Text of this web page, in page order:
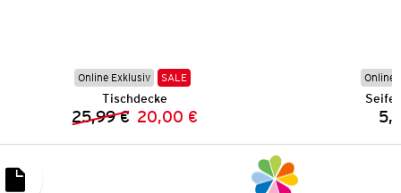
Online Exklusiv SALE
Tischdecke
Vorheriger Preis:
25,99 € Neuer Preis:
20,00 €
Online